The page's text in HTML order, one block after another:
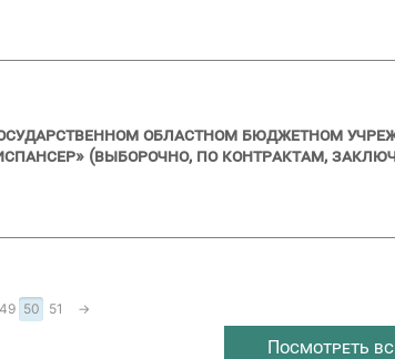
областном бюджетном
(выборочно, по контрактам,
49 50 51 →
Посмотреть